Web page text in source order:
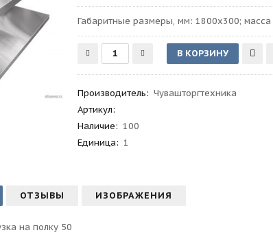
Габаритные размеры, мм: 1800х300; масса
Производитель: Чувашторгтехника
Артикул:
Наличие: 100
Единица: 1
ОТЗЫВЫ ИЗОБРАЖЕНИЯ
на полку 50